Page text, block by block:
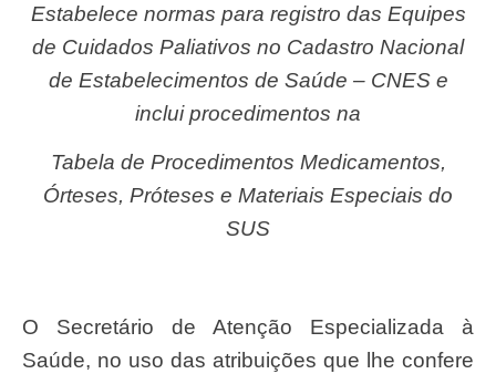
Estabelece normas para registro das Equipes
de Cuidados Paliativos no Cadastro Nacional
de Estabelecimentos de Saúde – CNES e
inclui procedimentos na
Tabela de Procedimentos Medicamentos,
Órteses, Próteses e Materiais Especiais do
SUS
O Secretário de Atenção Especializada à
Saúde, no uso das atribuições que lhe confere